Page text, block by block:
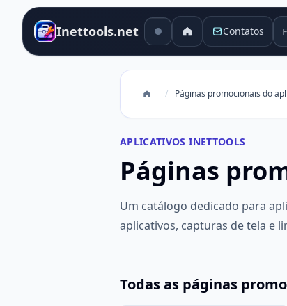
Inettools.net Contatos
/ Páginas promocionais do
APLICATIVOS INETTOOLS
Páginas
Um catálogo dedicado para
aplicativos, capturas de tela e
Todas as páginas